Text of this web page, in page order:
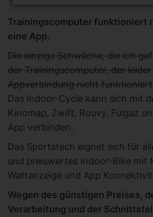
Trainingscomputer funktioniert
eine App.
Die einzige Schwäche, die ich
der Trainingscomputer, der
Appverbindung nicht
Das Indoor-Cycle kann sich mit
Kinomap, Zwift, Rouvy, Fulgaz
App verbinden.
Das Sportstech eignet sich für
und preiswertes Indoor-Bike mit
Wattanzeige und App
Wegen des günstigen Preises,
Verarbeitung und der